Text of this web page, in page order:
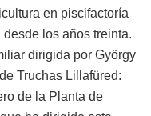
en piscifactoría
los años treinta.
dirigida por György
Truchas Lillafüred:
de la Planta de